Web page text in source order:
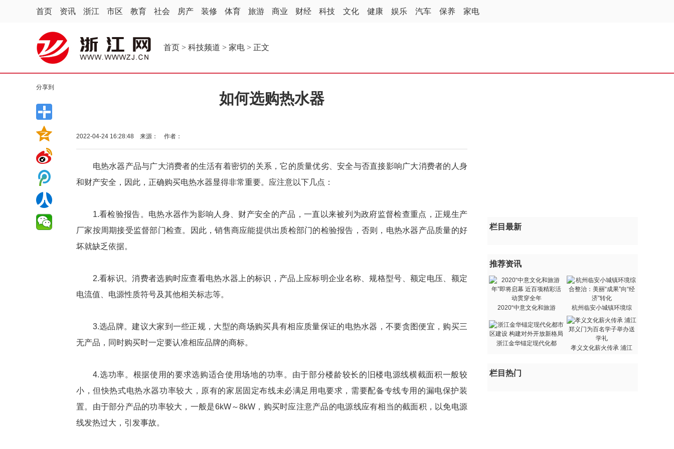
首页 资讯 浙江 市区 教育 社会 房产 装修 体育 旅游 商业 财经 科技 文化 健康 娱乐 汽车 保养 家电
首页 > 科技频道 > 家电 > 正文
分享到
如何选购热水器
2022-04-24 16:28:48 来源： 作者：
电热水器产品与广大消费者的生活有着密切的关系，它的质量优劣、安全与否直接影响广大消费者的人身
和财产安全，因此，正确购买电热水器显得非常重要。应注意以下几点：
1.看检验报告。电热水器作为影响人身、财产安全的产品，一直以来被列为政府监督检查重点，正规生产
厂家按周期接受监督部门检查。因此，销售商应能提供出质检部门的检验报告，否则，电热水器产品质量的好
坏就缺乏依据。
2.看标识。消费者选购时应查看电热水器上的标识，产品上应标明企业名称、规格型号、额定电压、额定
电流值、电源性质符号及其他相关标志等。
3.选品牌。建议大家到一些正规，大型的商场购买具有相应质量保证的电热水器，不要贪图便宜，购买三
无产品，同时购买时一定要认准相应品牌的商标。
4.选功率。根据使用的要求选购适合使用场地的功率。由于部分楼龄较长的旧楼电源线横截面积一般较
小，但快热式电热水器功率较大，原有的家居固定布线未必满足用电要求，需要配备专线专用的漏电保护装
置。由于部分产品的功率较大，一般是6kW～8kW，购买时应注意产品的电源线应有相当的截面积，以免电源
线发热过大，引发事故。
栏目最新
推荐资讯
2020“中意文化和旅游 杭州临安小城镇环境综
浙江金华锚定现代化都
孝义文化薪火传承 浦江
栏目热门